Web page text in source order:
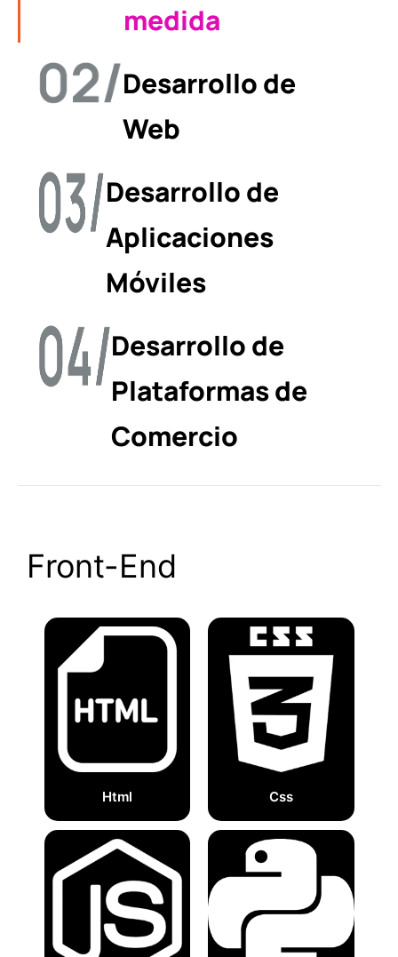
medida
Desarrollo de
Web
Desarrollo de
Aplicaciones
Móviles
Desarrollo de
Plataformas de
Comercio
Front-End
Html Css